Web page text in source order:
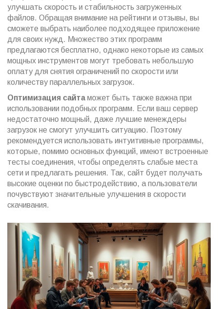
улучшать скорость и стабильность загруженных
файлов. Обращая внимание на рейтинги и отзывы, вы
сможете выбрать наиболее подходящее приложение
для своих нужд. Множество этих программ
предлагаются бесплатно, однако некоторые из самых
мощных инструментов могут требовать небольшую
оплату для снятия ограничений по скорости или
количеству параллельных загрузок.
Оптимизация сайтаможет быть также важна при
использовании подобных программ. Если ваш сервер
недостаточно мощный, даже лучшие менеждеры
загрузок не смогут улучшить ситуацию. Поэтому
рекомендуется использовать интуитивные программы,
которые, помимо основных функций, имеют встроенные
тесты соединения, чтобы определять слабые места
сети и предлагать решения. Так, сайт будет получать
высокие оценки по быстродействию, а пользователи
почувствуют значительные улучшения в скорости
скачивания.